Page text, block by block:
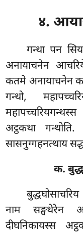
४.
गन्था पन
अनायाचनेन
कतमे अनायाचनेन
गन्थो,
अट्ठकथा
सासनुग्गहनत्थाय
क.
नाम सङ्घथेरेन
दीघनिकायस्स